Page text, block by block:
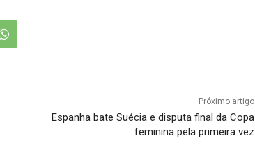
Próximo artigo
Espanha bate Suécia e disputa final da Copa
feminina pela primeira vez